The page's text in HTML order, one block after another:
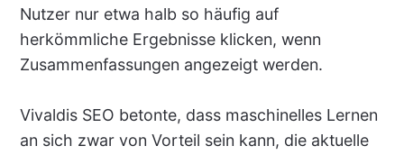
Nutzer nur etwa halb so häufig auf
herkömmliche Ergebnisse klicken, wenn
Zusammenfassungen angezeigt werden.
Vivaldis SEO betonte, dass maschinelles Lernen
an sich zwar von Vorteil sein kann, die aktuelle